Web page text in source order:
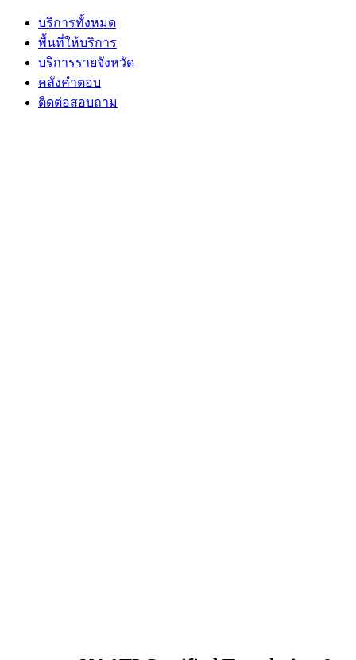
บริการทั้งหมด
พื้นที่ให้บริการ
บริการรายจังหวัด
คลังคำตอบ
ติดต่อสอบถาม